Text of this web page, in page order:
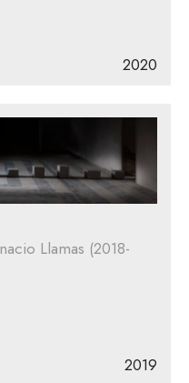
2020
Llamas (2018-
2019